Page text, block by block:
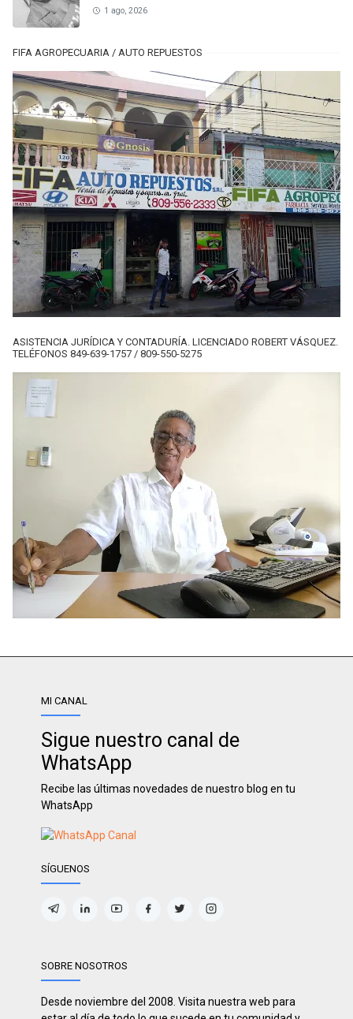
1 ago, 2026
FIFA AGROPECUARIA / AUTO REPUESTOS
ASISTENCIA JURÍDICA Y CONTADURÍA. LICENCIADO ROBERT VÁSQUEZ.
TELÉFONOS 849-639-1757 / 809-550-5275
MI CANAL
Sigue nuestro canal de
WhatsApp
Recibe las últimas novedades de nuestro blog en tu
WhatsApp
SÍGUENOS
SOBRE NOSOTROS
Desde noviembre del 2008. Visita nuestra web para